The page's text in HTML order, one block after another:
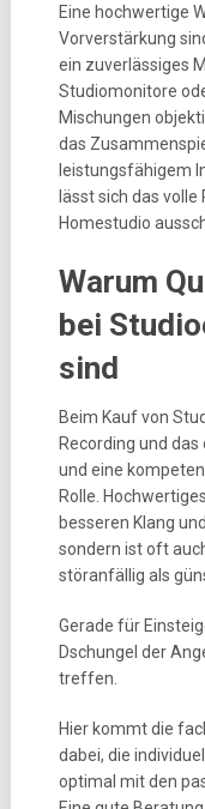
Eine hochwertige
Vorverstärkung
ein zuverlässiges
Studiomonitore
Mischungen
das
leistungsfähigem
lässt sich das
Homestudio
Warum
bei
sind
Beim Kauf von
Recording und
und eine
Rolle.
besseren Klang
sondern ist oft
störanfällig als
Gerade für
Dschungel der
treffen.
Hier kommt die
dabei, die
optimal mit den